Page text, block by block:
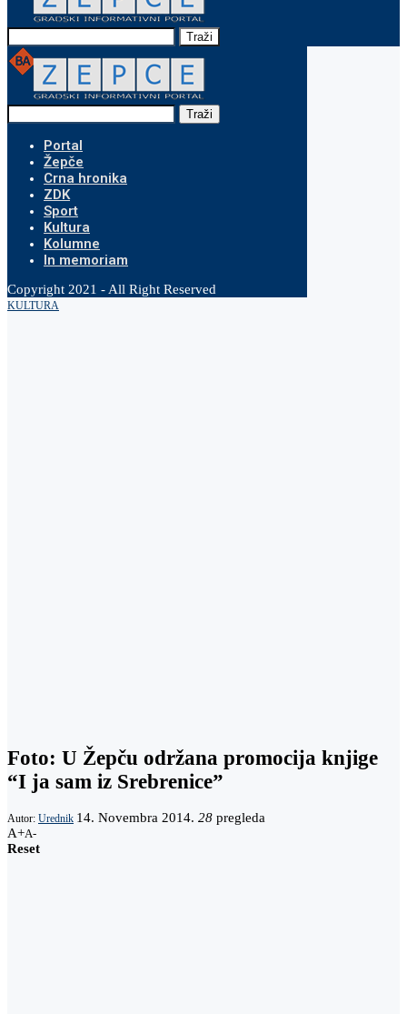
Traži
Traži
Portal
Žepče
Crna hronika
ZDK
Sport
Kultura
Kolumne
In memoriam
Copyright 2021 - All Right Reserved
KULTURA
Foto: U Žepču održana promocija knjige
“I ja sam iz Srebrenice”
Autor: Urednik 14. Novembra 2014. 28 pregleda
A+A-
Reset